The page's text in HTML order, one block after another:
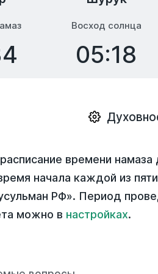
Восход солнца
05:18
времени
начала каждой из
РФ». Период
можно в настройках.